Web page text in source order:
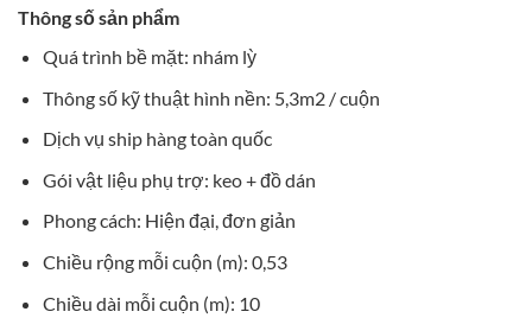
Thông số sản phẩm
Quá trình bề mặt: nhám lỳ
Thông số kỹ thuật hình nền: 5,3m2 / cuộn
Dịch vụ ship hàng toàn quốc
Gói vật liệu phụ trợ: keo + đồ dán
Phong cách: Hiện đại, đơn giản
Chiều rộng mỗi cuộn (m): 0,53
Chiều dài mỗi cuộn (m): 10